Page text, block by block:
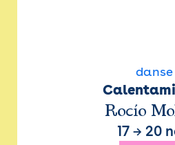
danse
Rocío
17→ 20